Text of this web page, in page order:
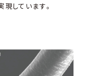
しています。